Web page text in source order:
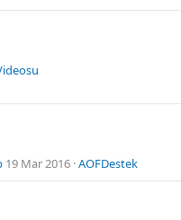
19 Mar 2016 AOFDestek